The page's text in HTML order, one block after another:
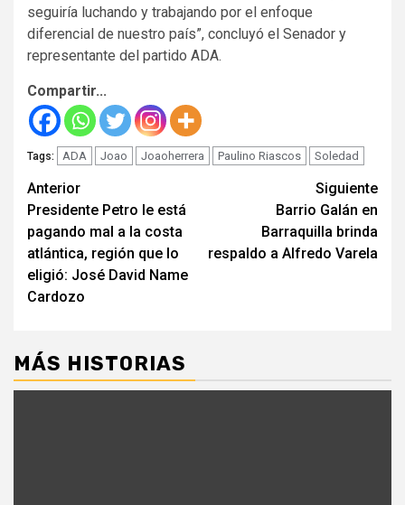
seguiría luchando y trabajando por el enfoque
diferencial de nuestro país”, concluyó el Senador y
representante del partido ADA.
Compartir...
Tags: ADA Joao Joaoherrera Paulino Riascos Soledad
Seguir
leyendo
Anterior
Presidente Petro le está
pagando mal a la costa
atlántica, región que lo
eligió: José David Name
Cardozo
Siguiente
Barrio Galán en
Barraquilla brinda
respaldo a Alfredo Varela
MÁS HISTORIAS